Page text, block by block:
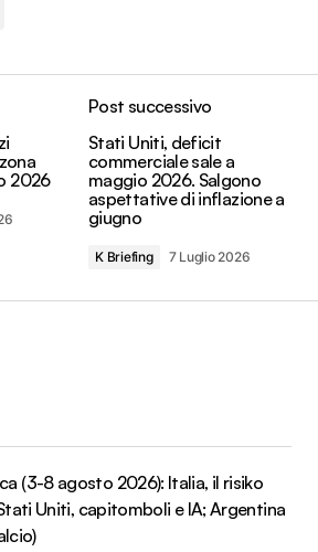
2026
Post successivo
Stati Uniti, deficit
commerciale sale a
maggio 2026. Salgono
aspettative di inflazione a
giugno
K Briefing 7 Luglio 2026
(3-8 agosto 2026): Italia, il risiko
Uniti, capitomboli e IA; Argentina